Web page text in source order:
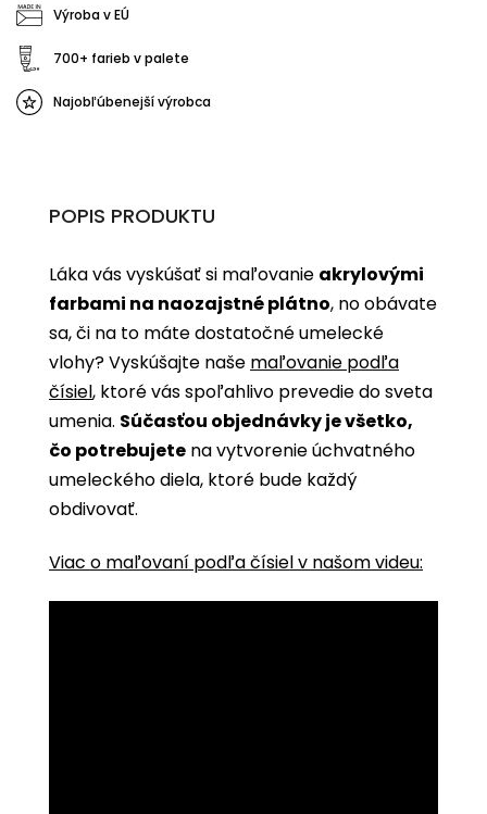
Výroba v EÚ
700+ farieb v palete
Najobľúbenejší výrobca
POPIS PRODUKTU
Láka vás vyskúšať si maľovanie akrylovými
farbami na naozajstné plátno, no obávate
sa, či na to máte dostatočné umelecké
vlohy? Vyskúšajte naše maľovanie podľa
čísiel, ktoré vás spoľahlivo prevedie do sveta
umenia. Súčasťou objednávky je všetko,
čo potrebujete na vytvorenie úchvatného
umeleckého diela, ktoré bude každý
obdivovať.
Viac o maľovaní podľa čísiel v našom videu: